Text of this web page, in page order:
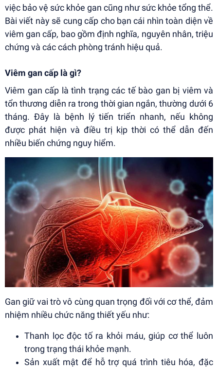
việc bảo vệ sức khỏe gan cũng như sức khỏe tổng thể.
Bài viết này sẽ cung cấp cho bạn cái nhìn toàn diện về
viêm gan cấp, bao gồm định nghĩa, nguyên nhân, triệu
chứng và các cách phòng tránh hiệu quả.
Viêm gan cấp là gì?
Viêm gan cấp là tình trạng các tế bào gan bị viêm và
tổn thương diễn ra trong thời gian ngắn, thường dưới 6
tháng. Đây là bệnh lý tiến triển nhanh, nếu không
được phát hiện và điều trị kịp thời có thể dẫn đến
nhiều biến chứng nguy hiểm.
Gan giữ vai trò vô cùng quan trọng đối với cơ thể, đảm
nhiệm nhiều chức năng thiết yếu như:
Thanh lọc độc tố ra khỏi máu, giúp cơ thể luôn
trong trạng thái khỏe mạnh.
Sản xuất mật để hỗ trợ quá trình tiêu hóa, đặc